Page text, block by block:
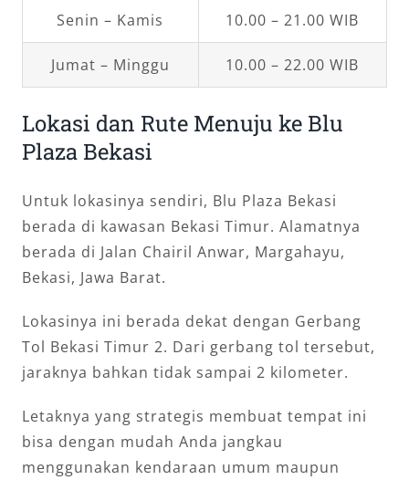
Senin – Kamis 10.00 – 21.00 WIB
Jumat – Minggu 10.00 – 22.00 WIB
Lokasi dan Rute Menuju ke Blu
Plaza Bekasi
Untuk lokasinya sendiri, Blu Plaza Bekasi
berada di kawasan Bekasi Timur. Alamatnya
berada di Jalan Chairil Anwar, Margahayu,
Bekasi, Jawa Barat.
Lokasinya ini berada dekat dengan Gerbang
Tol Bekasi Timur 2. Dari gerbang tol tersebut,
jaraknya bahkan tidak sampai 2 kilometer.
Letaknya yang strategis membuat tempat ini
bisa dengan mudah Anda jangkau
menggunakan kendaraan umum maupun